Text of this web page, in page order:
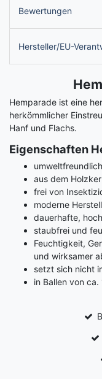
Bewertungen
Hersteller/EU-
Hemparade ist eine
herkömmlicher
Hanf und Flachs.
Eigenschaften
umweltfreundlich
aus dem
frei von
moderne
dauerhafte,
staubfrei und
Feuchtigkeit,
und wirksamer
setzt sich nicht
in Ballen von